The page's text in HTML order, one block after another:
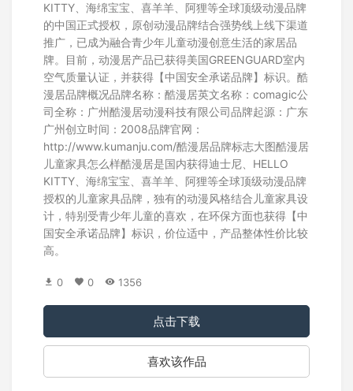
KITTY、海绵宝宝、喜羊羊、阿狸等全球顶级动漫品牌
的中国正式授权，原创动漫品牌结合强势线上线下渠道
推广，已成为融合青少年儿童动漫创意生活的家居品
牌。目前，动漫居产品已获得美国GREENGUARD室内
空气质量认证，并获得【中国安全承诺品牌】标识。酷
漫居品牌概况品牌名称：酷漫居英文名称：comagic公
司全称：广州酷漫居动漫科技有限公司品牌起源：广东
广州创立时间：2008品牌官网：
http://www.kumanju.com/酷漫居品牌标志大图酷漫居
儿童家具怎么样酷漫居是国内获得迪士尼、HELLO
KITTY、海绵宝宝、喜羊羊、阿狸等全球顶级动漫品牌
授权的儿童家具品牌，独有的动漫风格结合儿童家具设
计，特别受青少年儿童的喜欢，在环保方面也获得【中
国安全承诺品牌】标识，价位适中，产品整体性价比较
高。
0 0 1356
点击下载
喜欢该作品